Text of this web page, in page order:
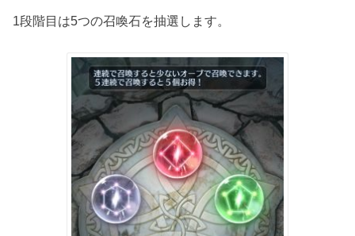
1段階目は5つの召喚石を抽選します。